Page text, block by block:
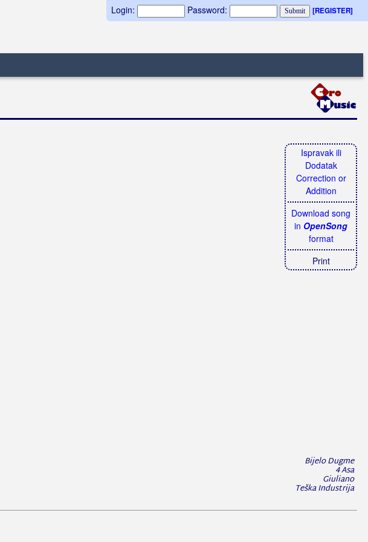
Login: Password: [REGISTER]
Ispravak ili
Dodatak
Correction or
Addition
Download song
in OpenSong
format
Print
Bijelo Dugme
4 Asa
Giuliano
Teška Industrija